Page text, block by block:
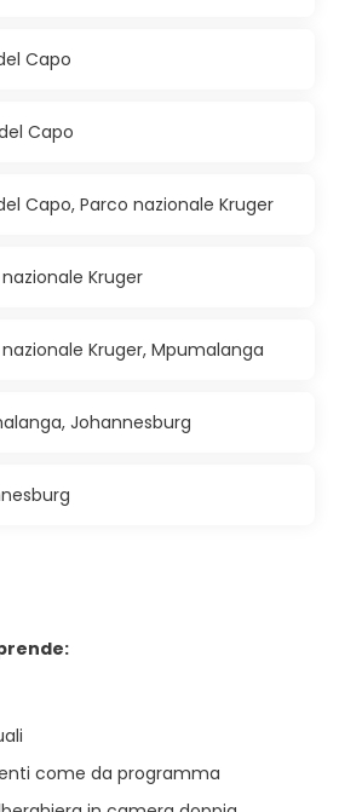
Capo
Capo
Capo, Parco nazionale Kruger
Kruger
Kruger, Mpumalanga
Johannesburg
come da programma